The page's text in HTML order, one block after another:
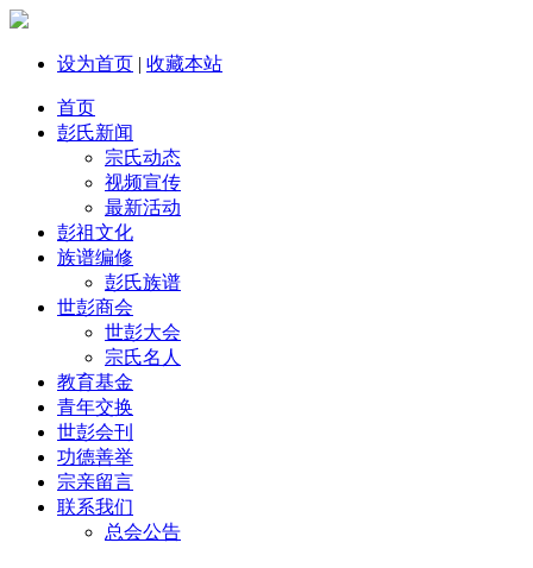
设为首页 | 收藏本站
首页
彭氏新闻
宗氏动态
视频宣传
最新活动
彭祖文化
族谱编修
彭氏族谱
世彭商会
世彭大会
宗氏名人
教育基金
青年交换
世彭会刊
功德善举
宗亲留言
联系我们
总会公告